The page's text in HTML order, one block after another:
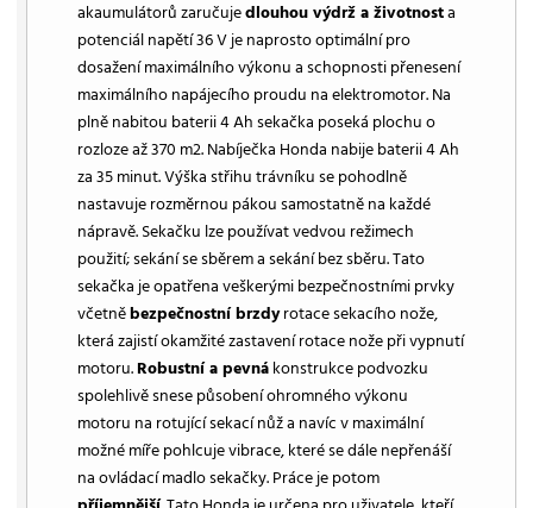
akaumulátorů zaručujedlouhou výdrž a životnosta
potenciál napětí 36 V je naprosto optimální pro
dosažení maximálního výkonu a schopnosti přenesení
maximálního napájecího proudu na elektromotor. Na
plně nabitou baterii 4 Ah sekačka poseká plochu o
rozloze až 370 m2. Nabíječka Honda nabije baterii 4 Ah
za 35 minut. Výška střihu trávníku se pohodlně
nastavuje rozměrnou pákou samostatně na každé
nápravě. Sekačku lze používat vedvou režimech
použití; sekání se sběrem a sekání bez sběru. Tato
sekačka je opatřena veškerými bezpečnostními prvky
včetněbezpečnostní brzdyrotace sekacího nože,
která zajistí okamžité zastavení rotace nože při vypnutí
motoru.Robustní a pevnákonstrukce podvozku
spolehlivě snese působení ohromného výkonu
motoru na rotující sekací nůž a navíc v maximální
možné míře pohlcuje vibrace, které se dále nepřenáší
na ovládací madlo sekačky. Práce je potom